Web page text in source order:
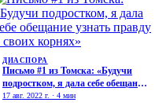
ДИАСПОРА
Письмо #1 из Томска: «Будучи
подростком, я дала себе обещание
узнать правду о своих корнях»
17 авг. 2022 г. · 4 мин